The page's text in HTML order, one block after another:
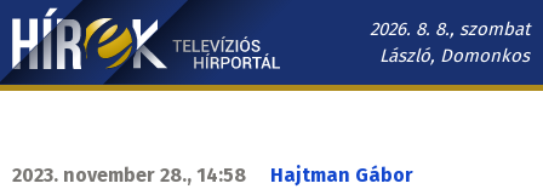
Ugrás
tartalomra
2026. 8. 8., szombat
László, Domonkos
Hírek.sk
2023. november 28., 14:58 Hajtman Gábor